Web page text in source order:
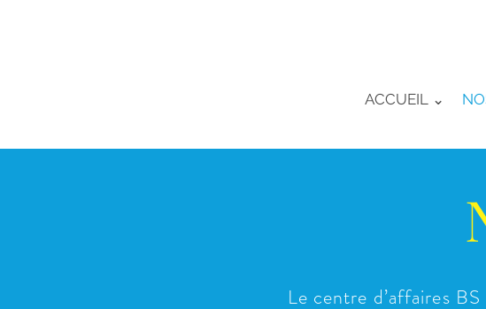
ACCUEIL ⌄
Le centre d’affaires